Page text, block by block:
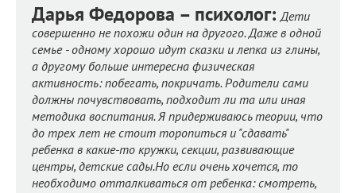
Дарья Федорова – психолог:Дети
совершенно не похожи один на другого. Даже в одной
семье - одному хорошо идут сказки и лепка из глины,
а другому больше интересна физическая
активность: побегать, покричать. Родители сами
должны почувствовать, подходит ли та или иная
методика воспитания. Я придерживаюсь теории, что
до трех лет не стоит торопиться и "сдавать"
ребенка в какие-то кружки, секции, развивающие
центры, детские сады.Но если очень хочется, то
необходимо отталкиваться от ребенка: смотреть,